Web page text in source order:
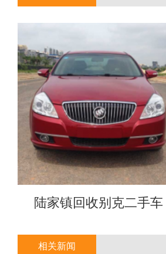
陆家镇回收别克二手车
相关新闻